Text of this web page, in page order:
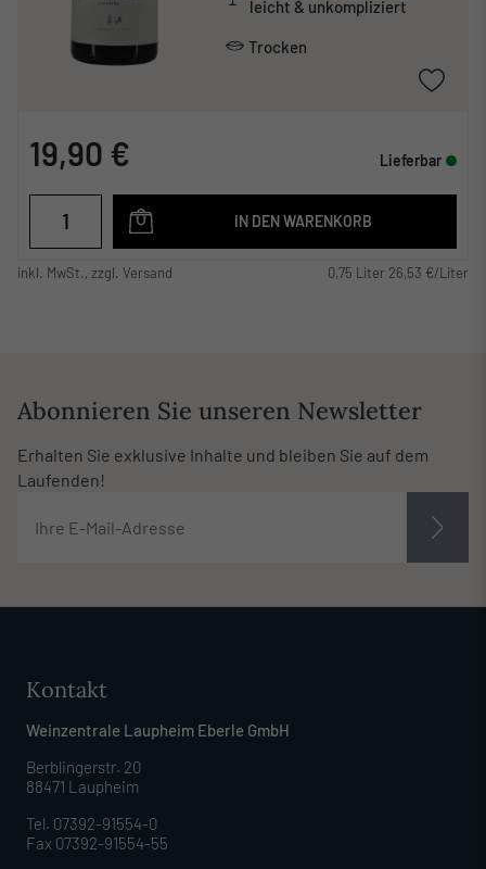
leicht & unkompliziert
Trocken
19,90 € Lieferbar
IN DEN WARENKORB
inkl. MwSt., zzgl. Versand 0,75 Liter 26,53 €/Liter
Abonnieren Sie unseren Newsletter
Erhalten Sie exklusive Inhalte und bleiben Sie auf dem
Laufenden!
Kontakt
Weinzentrale Laupheim Eberle GmbH
Berblingerstr. 20
88471 Laupheim
Tel. 07392-91554-0
Fax 07392-91554-55